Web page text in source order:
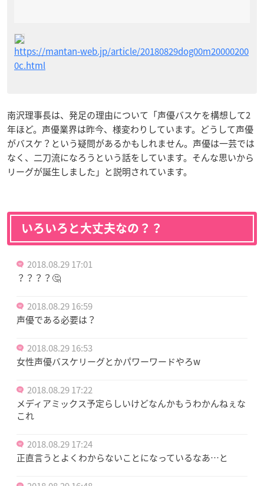
https://mantan-web.jp/article/20180829dog00m20000200
0c.html
南沢理事長は、発足の理由について「声優バスケを構想して2
年ほど。声優業界は昨今、様変わりしています。どうして声優
がバスケ？という疑問があるかもしれません。声優は一芸では
なく、二刀流になろうという話をしています。そんな思いから
リーグが誕生しました」と説明されています。
いろいろと大丈夫なの？？
2018.08.29 17:01
？？？？🤔
2018.08.29 16:59
声優である必要は？
2018.08.29 16:53
女性声優バスケリーグとかパワーワードやろw
2018.08.29 17:22
メディアミックス予定らしいけどなんかもうわかんねぇな
これ
2018.08.29 17:24
正直言うとよくわからないことになっているなあ…と